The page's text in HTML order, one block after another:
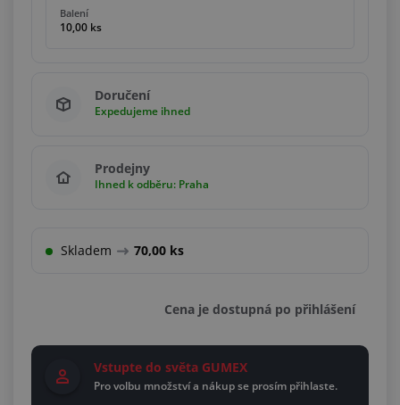
Balení
10,00 ks
Doručení
Expedujeme ihned
Prodejny
Ihned k odběru: Praha
Skladem 70,00 ks
Cena je dostupná po přihlášení
Vstupte do světa GUMEX
Pro volbu množství a nákup se prosím přihlaste.